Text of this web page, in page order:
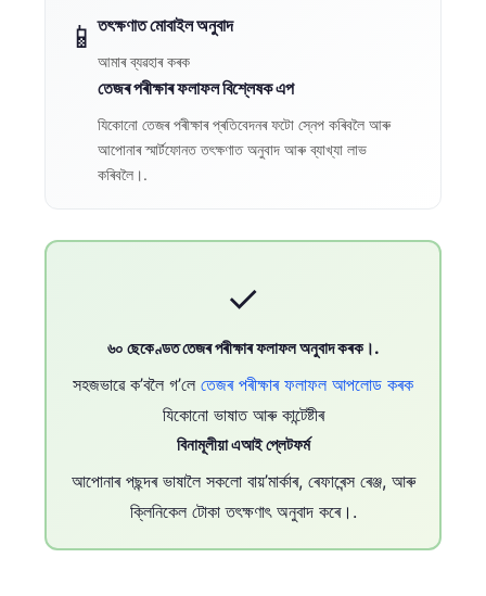
📱 তৎক্ষণাত মোবাইল অনুবাদ
আমাৰ ব্যৱহাৰ কৰক
তেজৰ পৰীক্ষাৰ ফলাফল বিশ্লেষক এপ
যিকোনো তেজৰ পৰীক্ষাৰ প্ৰতিবেদনৰ ফটো স্নেপ কৰিবলৈ আৰু
আপোনাৰ স্মাৰ্টফোনত তৎক্ষণাত অনুবাদ আৰু ব্যাখ্যা লাভ
কৰিবলৈ।.
✓
৬০ ছেকেণ্ডত তেজৰ পৰীক্ষাৰ ফলাফল অনুবাদ কৰক।.
সহজভাৱে ক’বলৈ গ’লে তেজৰ পৰীক্ষাৰ ফলাফল আপলোড কৰক
যিকোনো ভাষাত আৰু কান্টেষ্টীৰ
বিনামূলীয়া এআই প্লেটফৰ্ম
আপোনাৰ পছন্দৰ ভাষালৈ সকলো বায়’মাৰ্কাৰ, ৰেফাৰেন্স ৰেঞ্জ, আৰু
ক্লিনিকেল টোকা তৎক্ষণাৎ অনুবাদ কৰে।.